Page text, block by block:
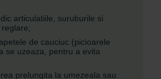
articulatiile, suruburile si
de cauciuc (picioarele
se uzeaza, pentru a evita
prelungita la umezeala sau